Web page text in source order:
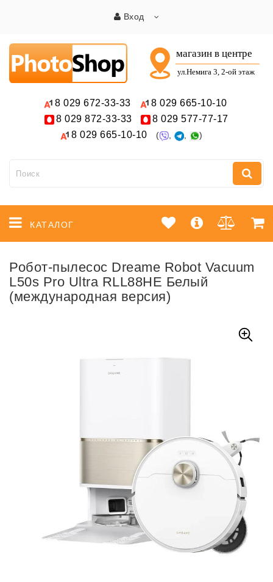
Вход
8 029 672-33-33 8 029 665-10-10
8 029 872-33-33 8 029 577-77-17
8 029 665-10-10 ( , , )
КАТАЛОГ
Робот-пылесос Dreame Robot Vacuum
L50s Pro Ultra RLL88HE Белый
(международная версия)